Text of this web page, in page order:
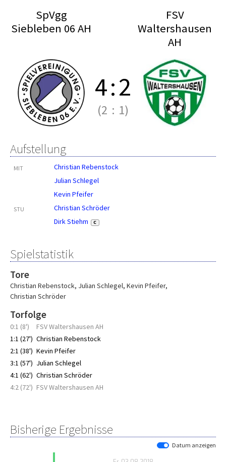
SpVgg
Siebleben 06 AH
FSV
Waltershausen
AH
4:2
(2 : 1)
Aufstellung
MIT
Christian Rebenstock
Julian Schlegel
Kevin Pfeifer
STU
Christian Schröder
Dirk Stiehm
C
Spielstatistik
Tore
Christian Rebenstock, Julian Schlegel, Kevin Pfeifer,
Christian Schröder
Torfolge
0:1 (8')
FSV Waltershausen AH
1:1 (27') Christian Rebenstock
2:1 (38') Kevin Pfeifer
3:1 (57') Julian Schlegel
4:1 (62') Christian Schröder
4:2 (72') FSV Waltershausen AH
Bisherige Ergebnisse
Datum anzeigen